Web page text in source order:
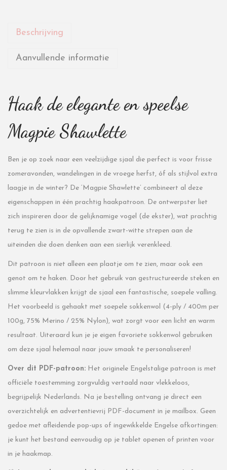
Beschrijving
Aanvullende informatie
Haak de elegante en speelse
Magpie Shawlette
Ben je op zoek naar een veelzijdige sjaal die perfect is voor frisse
zomeravonden, wandelingen in de vroege herfst, óf als stijlvol extra
laagje in de winter? De ‘Magpie Shawlette’ combineert al deze
eigenschappen in één prachtig haakpatroon. De ontwerpster liet
zich inspireren door de gelijknamige vogel (de ekster), wat prachtig
terug te zien is in de opvallende zwart-witte strepen aan de
uiteinden die doen denken aan een sierlijk verenkleed.
Dit patroon is niet alleen een plaatje om te zien, maar ook een
genot om te haken. Door het gebruik van gestructureerde steken en
slimme kleurvlakken krijgt de sjaal een fantastische, soepele valling.
Het voorbeeld is gehaakt met soepele sokkenwol (4-ply / 400m per
100g, 75% Merino / 25% Nylon), wat zorgt voor een licht en warm
resultaat. Uiteraard kun je je eigen favoriete sokkenwol gebruiken
om deze sjaal helemaal naar jouw smaak te personaliseren!
Over dit PDF-patroon: Het originele Engelstalige patroon is met
officiële toestemming zorgvuldig vertaald naar vlekkeloos,
begrijpelijk Nederlands. Na je bestelling ontvang je direct een
overzichtelijk en advertentievrij PDF-document in je mailbox. Geen
gedoe met afleidende pop-ups of ingewikkelde Engelse afkortingen:
je kunt het bestand eenvoudig op je tablet openen of printen voor
in je haakmap.